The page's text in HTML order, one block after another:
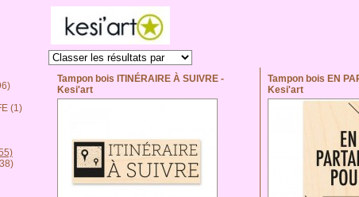
(1)
Tampon bois ITINÉRAIRE À SUIVRE -
Kesi'art
Tampon bois EN
Kesi'art